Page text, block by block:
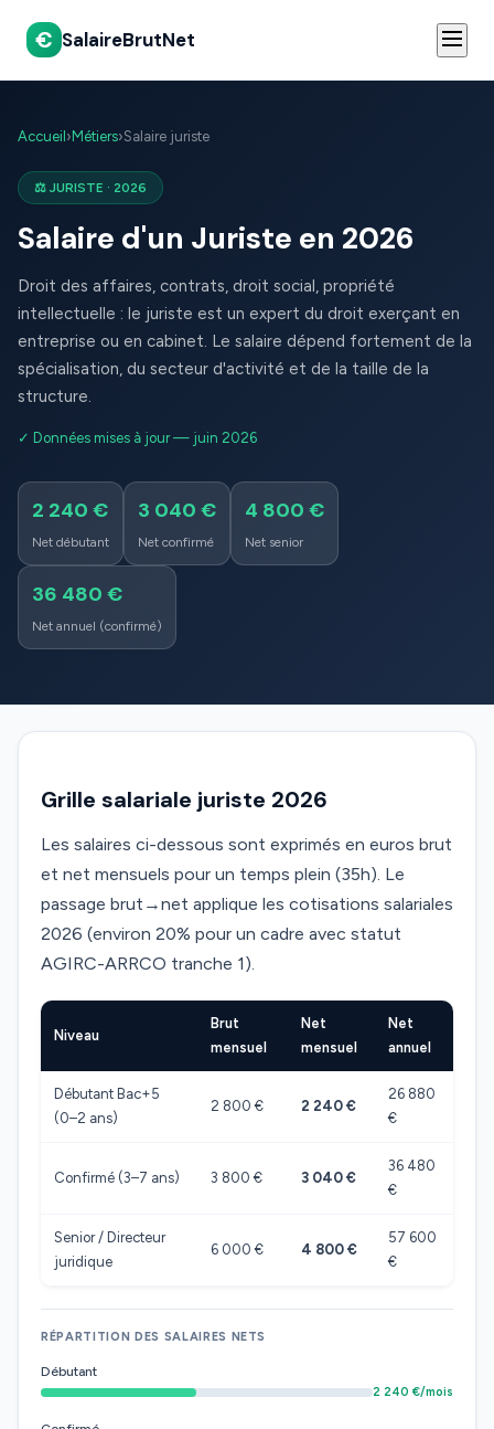
€ SalaireBrutNet
Accueil › Métiers›Salaire juriste
⚖️ JURISTE · 2026
Salaire d'un Juriste en 2026
Droit des affaires, contrats, droit social, propriété
intellectuelle : le juriste est un expert du droit exerçant en
entreprise ou en cabinet. Le salaire dépend fortement de la
spécialisation, du secteur d'activité et de la taille de la
structure.
✓ Données mises à jour — juin 2026
2 240 €
Net débutant
3 040 €
Net confirmé
4 800 €
Net senior
36 480 €
Net annuel (confirmé)
Grille salariale juriste 2026
Les salaires ci-dessous sont exprimés en euros brut
et net mensuels pour un temps plein (35h). Le
passage brut→net applique les cotisations salariales
2026 (environ 20% pour un cadre avec statut
AGIRC-ARRCO tranche 1).
Niveau
Brut
mensuel
Net
mensuel
Net
annuel
Débutant Bac+5
(0–2 ans)
2 800 € 2 240 €
26 880
€
Confirmé (3–7 ans) 3 800 € 3 040 €
36 480
€
Senior / Directeur
juridique
6 000 € 4 800 €
57 600
€
RÉPARTITION DES SALAIRES NETS
Débutant
2 240 €/mois